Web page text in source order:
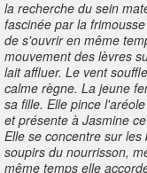
la recherche du sein
fascinée par la
de s'ouvrir en même
mouvement des lèvres
lait affluer. Le vent
calme règne. La jeune
sa fille. Elle pince
et présente à Jasmine
Elle se concentre sur
soupirs du nourrisson,
même temps elle